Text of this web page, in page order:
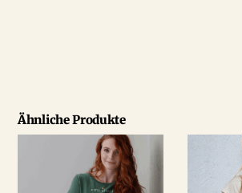
Ähnliche Produkte